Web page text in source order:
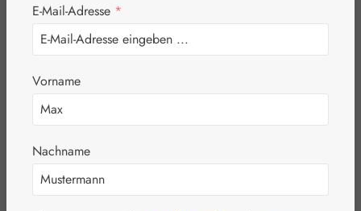
⚘ Informationen Zertifizierungen
Unsere
Zertifizierunge
n
Für die Bios Naturprodukte GmbH
E-Mail-Adresse *
Vorname
Nachname